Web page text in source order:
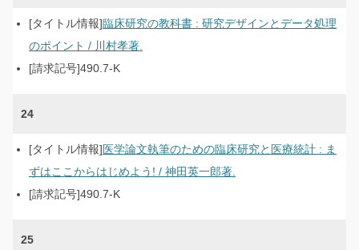
臨床研究の教科書 : 研究デザインとデータ処理
のポイント / 川村孝著.
490.7-K
24
医学論文執筆のための臨床研究と医療統計 : ま
ずはここからはじめよう! / 神田英一郎著.
490.7-K
25